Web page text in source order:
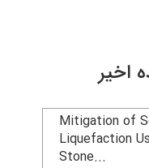
Mitigation
Liquefaction
Stone...